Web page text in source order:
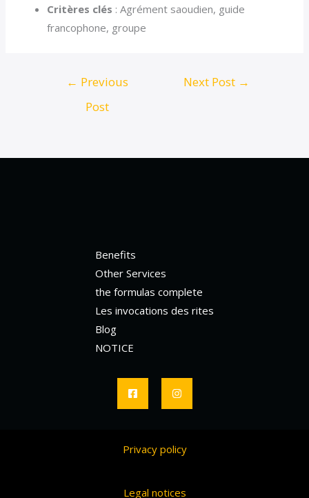
Critères clés : Agrément saoudien, guide
francophone, groupe
← Previous
Post
Next Post →
Benefits
Other Services
the formulas complete
Les invocations des rites
Blog
NOTICE
Privacy policy
Legal notices